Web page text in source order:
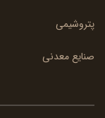
پتروشیمی
صنایع معدنی